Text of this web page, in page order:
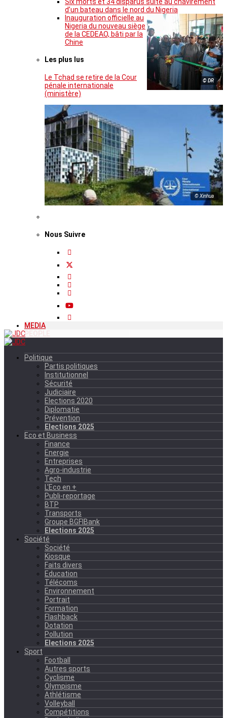
d’un bateau dans le nord du Nigeria
© DR
Inauguration officielle au
Nigeria du nouveau siège
de la CEDEAO, bâti par la
Chine
Les plus lus
Le Tchad se retire de la Cour
pénale internationale
(ministère)
© Xinhua
Nous Suivre
MEDIA
PEOPLE
Politique
Partis politiques
Institutionnel
Sécurité
Judiciaire
Elections 2020
Diplomatie
Prévention
Elections 2025
Eco et Business
Finance
Energie
Entreprises
Agro-industrie
Tech
L'Eco en +
Publi-reportage
BTP
Transports
Groupe BGFIBank
Elections 2025
Société
Société
Kiosque
Faits divers
Education
Télécoms
Environnement
Portrait
Formation
Flashback
Dotation
Pollution
Elections 2025
Sport
Football
Autres sports
Cyclisme
Olympisme
Athlétisme
Volleyball
Compétitions